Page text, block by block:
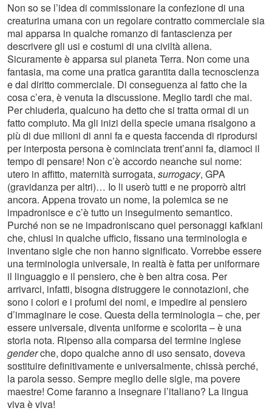
Non so se l’idea di commissionare la confezione di una
creaturina umana con un regolare contratto commerciale sia
mai apparsa in qualche romanzo di fantascienza per
descrivere gli usi e costumi di una civiltà aliena.
Sicuramente è apparsa sul pianeta Terra. Non come una
fantasia, ma come una pratica garantita dalla tecnoscienza
e dal diritto commerciale. Di conseguenza al fatto che la
cosa c’era, è venuta la discussione. Meglio tardi che mai.
Per chiuderla, qualcuno ha detto che si tratta ormai di un
fatto compiuto. Ma gli inizi della specie umana risalgono a
più di due milioni di anni fa e questa faccenda di riprodursi
per interposta persona è cominciata trent’anni fa, diamoci il
tempo di pensare! Non c’è accordo neanche sul nome:
utero in affitto, maternità surrogata, surrogacy, GPA
(gravidanza per altri)… Io li userò tutti e ne proporrò altri
ancora. Appena trovato un nome, la polemica se ne
impadronisce e c’è tutto un inseguimento semantico.
Purché non se ne impadroniscano quei personaggi kafkiani
che, chiusi in qualche ufficio, fissano una terminologia e
inventano sigle che non hanno significato. Vorrebbe essere
una terminologia universale, in realtà è fatta per uniformare
il linguaggio e il pensiero, che è ben altra cosa. Per
arrivarci, infatti, bisogna distruggere le connotazioni, che
sono i colori e i profumi dei nomi, e impedire al pensiero
d’immaginare le cose. Questa della terminologia – che, per
essere universale, diventa uniforme e scolorita – è una
storia nota. Ripenso alla comparsa del termine inglese
genderche, dopo qualche anno di uso sensato, doveva
sostituire definitivamente e universalmente, chissà perché,
la parola sesso. Sempre meglio delle sigle, ma povere
maestre! Come faranno a insegnare l’italiano? La lingua
viva è viva!